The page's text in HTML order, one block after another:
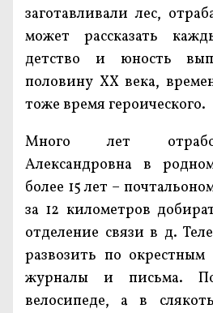
заготавливали лес,
может рассказать
детство и юность
половину XX века,
тоже время героического.
Много лет
Александровна в
более 15 лет –
за 12 километров
отделение связи в д.
развозить по окрестным
журналы и письма.
велосипеде, а в